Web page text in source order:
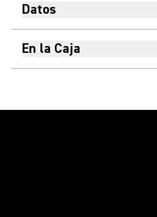
Datos
En la Caja